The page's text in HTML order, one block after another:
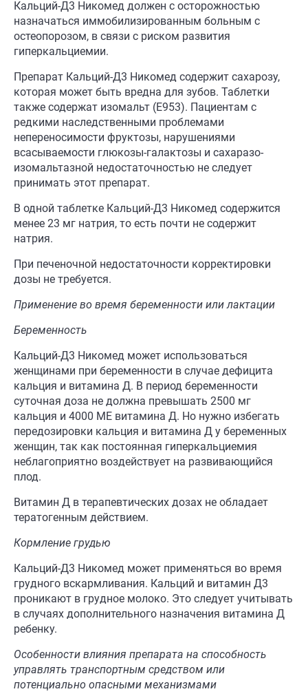
Кальций-Д3 Никомед должен с осторожностью
назначаться иммобилизированным больным с
остеопорозом, в связи с риском развития
гиперкальциемии.
Препарат Кальций-Д3 Никомед содержит сахарозу,
которая может быть вредна для зубов. Таблетки
также содержат изомальт (E953). Пациентам с
редкими наследственными проблемами
непереносимости фруктозы, нарушениями
всасываемости глюкозы-галактозы и сахаразо-
изомальтазной недостаточностью не следует
принимать этот препарат.
В одной таблетке Кальций-Д3 Никомед содержится
менее 23 мг натрия, то есть почти не содержит
натрия.
При печеночной недостаточности корректировки
дозы не требуется.
Применение во время беременности или лактации
Беременность
Кальций-Д3 Никомед может использоваться
женщинами при беременности в случае дефицита
кальция и витамина Д. В период беременности
суточная доза не должна превышать 2500 мг
кальция и 4000 МЕ витамина Д. Но нужно избегать
передозировки кальция и витамина Д у беременных
женщин, так как постоянная гиперкальциемия
неблагоприятно воздействует на развивающийся
плод.
Витамин Д в терапевтических дозах не обладает
тератогенным действием.
Кормление грудью
Кальций-Д3 Никомед может применяться во время
грудного вскармливания. Кальций и витамин Д3
проникают в грудное молоко. Это следует учитывать
в случаях дополнительного назначения витамина Д
ребенку.
Особенности влияния препарата на способность
управлять транспортным средством или
потенциально опасными механизмами